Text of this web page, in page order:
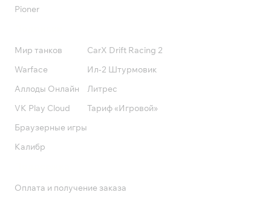
Pioner
Мир танков
Warface
Аллоды Онлайн
VK Play Cloud
Браузерные игры
Калибр
CarX Drift Racing 2
Ил-2 Штурмовик
Литрес
Тариф «Игровой»
Оплата и получение заказа